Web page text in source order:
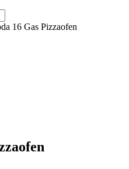
16 Gas Pizzaofen